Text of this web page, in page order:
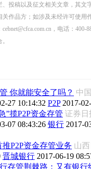
、投稿以及征文相关文章，其文
作品方；如涉及未经许可使用
，电话：400-
你就能安全了吗？ 中
27 10:14:32 P2P 2017-
”揽P2P资金存管 证券日
07 08:43:26 银行 2017-
P2P资金存管业务 山
晋城银行 2017-06-19
存管荆棘路：又有银行